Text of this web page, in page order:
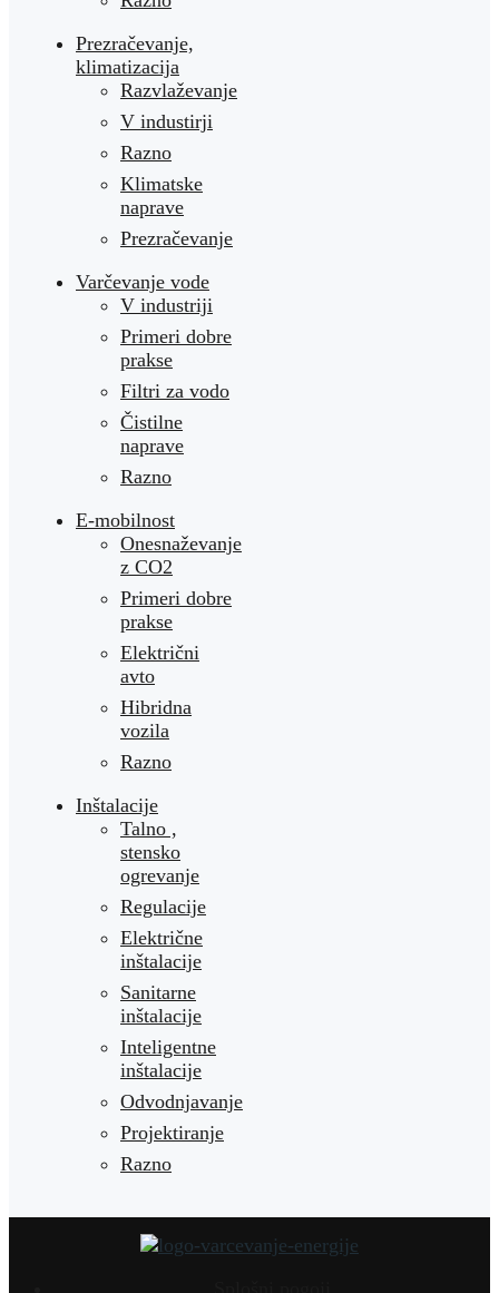
Prezračevanje,
klimatizacija
Razvlaževanje
V industirji
Razno
Klimatske
naprave
Prezračevanje
Varčevanje vode
V industriji
Primeri dobre
prakse
Filtri za vodo
Čistilne
naprave
Razno
E-mobilnost
Onesnaževanje
z CO2
Primeri dobre
prakse
Električni
avto
Hibridna
vozila
Razno
Inštalacije
Talno ,
stensko
ogrevanje
Regulacije
Električne
inštalacije
Sanitarne
inštalacije
Inteligentne
inštalacije
Odvodnjavanje
Projektiranje
Razno